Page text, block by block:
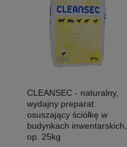
CLEANSEC - naturalny,
wydajny preparat
osuszający ściółkę w
budynkach inwentarskich,
op. 25kg